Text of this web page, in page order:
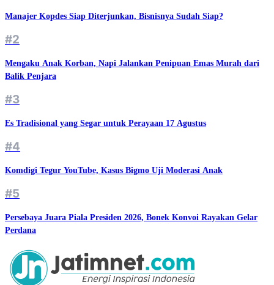
Manajer Kopdes Siap Diterjunkan, Bisnisnya Sudah Siap?
#2
Mengaku Anak Korban, Napi Jalankan Penipuan Emas Murah dari
Balik Penjara
#3
Es Tradisional yang Segar untuk Perayaan 17 Agustus
#4
Komdigi Tegur YouTube, Kasus Bigmo Uji Moderasi Anak
#5
Persebaya Juara Piala Presiden 2026, Bonek Konvoi Rayakan Gelar
Perdana